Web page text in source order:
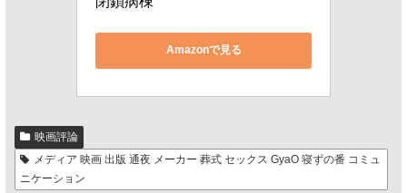
Amazonで見る
映画評論
メディア 映画 出版 通夜 メーカー 葬式 セックス GyaO 寝ずの番 コミュ
ニケーション